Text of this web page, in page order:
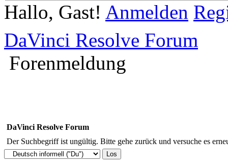
Hallo, Gast! Anmelden
DaVinci Resolve Forum
Forenmeldung
DaVinci Resolve Forum
Der Suchbegriff ist ungültig. Bitte gehe zurück und versuche es